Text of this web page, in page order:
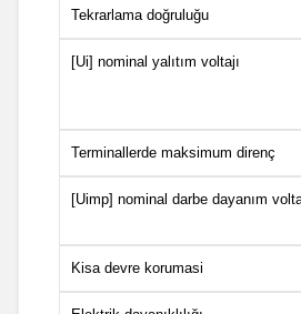
Tekrarlama doğruluğu
[Ui] nominal yalıtım voltajı
Terminallerde maksimum direnç
[Uimp] nominal darbe dayanım
Kisa devre korumasi